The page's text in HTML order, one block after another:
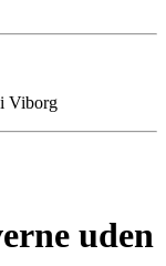
Viborg
uden